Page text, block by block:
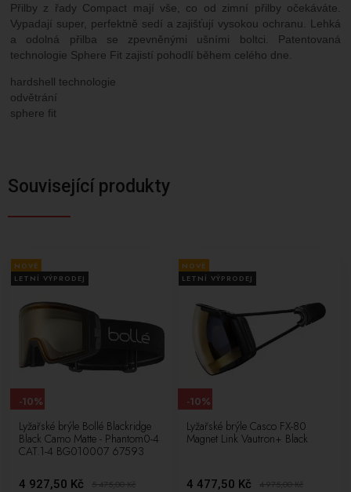
Přilby z řady Compact mají vše, co od zimní přilby očekáváte.
Vypadají super, perfektně sedí a zajišťují vysokou ochranu. Lehká
a odolná přilba se zpevněnými ušními boltci. Patentovaná
technologie Sphere Fit zajistí pohodlí během celého dne.
hardshell technologie
odvětrání
sphere fit
Související produkty
NOVÉ
LETNÍ VÝPRODEJ
Lyžařské brýle Bollé Blackridge
Black Camo Matte - Phantom0-4
CAT.1-4 BG010007 67593
4 927,50 Kč 5 475,00Kč
-10%
NOVÉ
LETNÍ VÝPRODEJ
Lyžařské brýle Casco FX-80
Magnet Link Vautron+ Black
4 477,50 Kč 4 975,00Kč
-10%